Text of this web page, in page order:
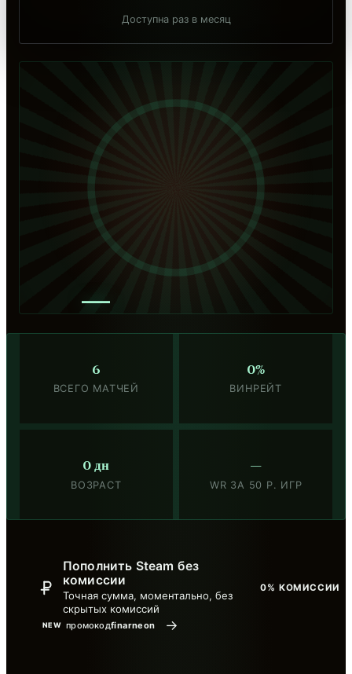
Доступна раз в месяц
—
6
ВСЕГО МАТЧЕЙ
0%
ВИНРЕЙТ
0 дн
ВОЗРАСТ
—
WR ЗА 50 Р. ИГР
0% КОМИССИИ
NEW промокодfinarneon
Пополнить Steam без
комиссии
Точная сумма, моментально, без
скрытых комиссий
→